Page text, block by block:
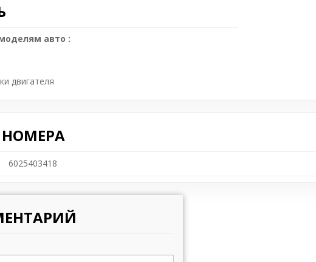
авто :
двигателя
6025403418